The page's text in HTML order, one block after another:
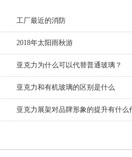
工厂最近的消防
2018年太阳雨秋游
亚克力为什么可以代替普通玻璃？
亚克力和有机玻璃的区别是什么
亚克力展架对品牌形象的提升有什么